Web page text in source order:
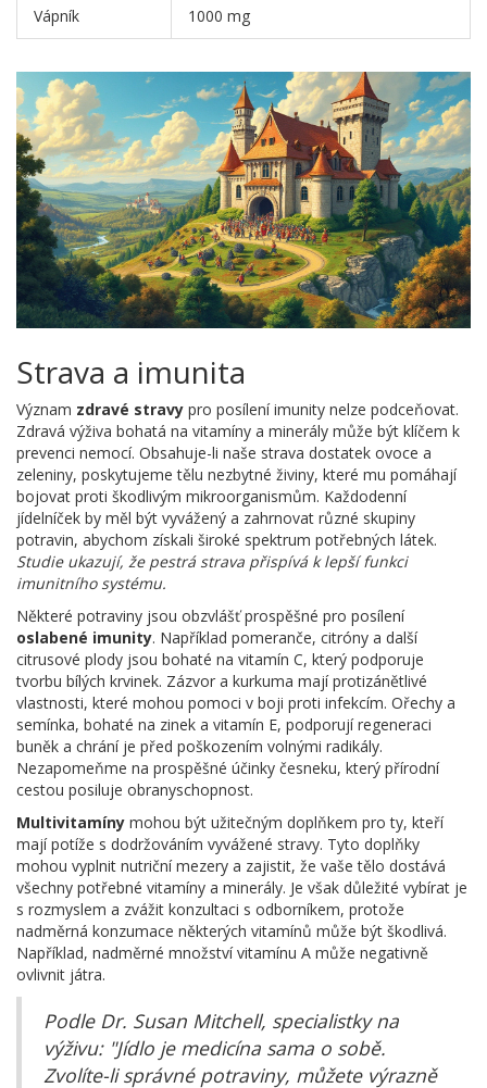
Vápník 1000 mg
Strava a imunita
Význam zdravé stravy pro posílení imunity nelze podceňovat.
Zdravá výživa bohatá na vitamíny a minerály může být klíčem k
prevenci nemocí. Obsahuje-li naše strava dostatek ovoce a
zeleniny, poskytujeme tělu nezbytné živiny, které mu pomáhají
bojovat proti škodlivým mikroorganismům. Každodenní
jídelníček by měl být vyvážený a zahrnovat různé skupiny
potravin, abychom získali široké spektrum potřebných látek.
Studie ukazují, že pestrá strava přispívá k lepší funkci
imunitního systému.
Některé potraviny jsou obzvlášť prospěšné pro posílení
oslabené imunity. Například pomeranče, citróny a další
citrusové plody jsou bohaté na vitamín C, který podporuje
tvorbu bílých krvinek. Zázvor a kurkuma mají protizánětlivé
vlastnosti, které mohou pomoci v boji proti infekcím. Ořechy a
semínka, bohaté na zinek a vitamín E, podporují regeneraci
buněk a chrání je před poškozením volnými radikály.
Nezapomeňme na prospěšné účinky česneku, který přírodní
cestou posiluje obranyschopnost.
Multivitamíny mohou být užitečným doplňkem pro ty, kteří
mají potíže s dodržováním vyvážené stravy. Tyto doplňky
mohou vyplnit nutriční mezery a zajistit, že vaše tělo dostává
všechny potřebné vitamíny a minerály. Je však důležité vybírat je
s rozmyslem a zvážit konzultaci s odborníkem, protože
nadměrná konzumace některých vitamínů může být škodlivá.
Například, nadměrné množství vitamínu A může negativně
ovlivnit játra.
Podle Dr. Susan Mitchell, specialistky na
výživu: "Jídlo je medicína sama o sobě.
Zvolíte-li správné potraviny, můžete výrazně